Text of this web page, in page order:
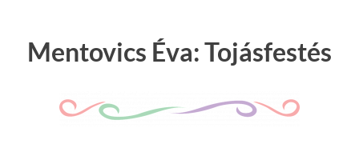
Mentovics Éva: Tojásfestés